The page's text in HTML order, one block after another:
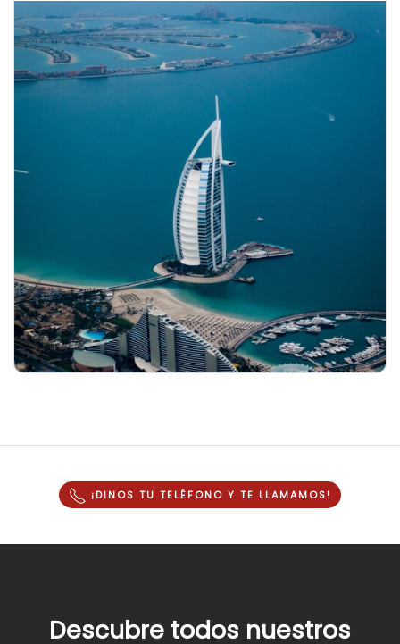
¡DINOS TU TELÉFONO Y TE LLAMAMOS!
Descubre todos nuestros